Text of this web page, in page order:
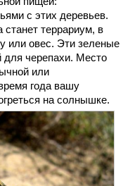
с этих деревьев.
террариум, в
или овес. Эти зеленые
для черепахи. Место
или
года вашу
на солнышке.